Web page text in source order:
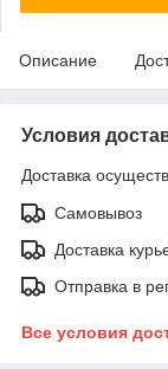
Описание
Условия
Доставка
Самовывоз
Доставка
Отправка в
Все условия